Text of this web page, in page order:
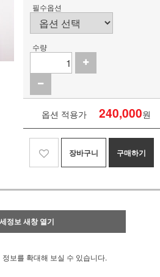
필수옵션
수량
옵션 적용가 240,000원
장바구니 구매하기
정보 새창 열기
정보를 확대해 보실 수 있습니다.